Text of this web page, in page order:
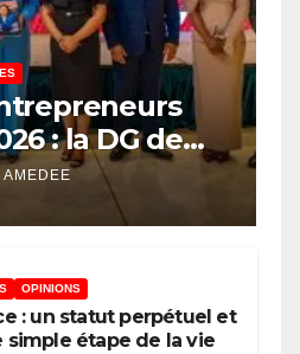
: la DG de
PUNGU
d’une
phare de
en Afrique
AMEDEE
OPINIONS
: un statut perpétuel et
simple étape de la vie